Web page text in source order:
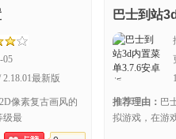
05
2.18.01最新版
像素复古画风的
级最
巴士到站
推荐理由： 巴
拟游戏，在游